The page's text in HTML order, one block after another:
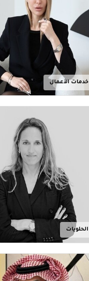
خدمات الأعمال
الحلويات